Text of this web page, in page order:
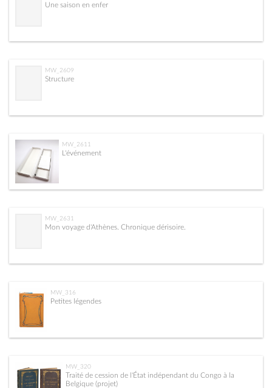
Une saison en enfer
MW_2609
Structure
MW_2611
L'événement
MW_2631
Mon voyage d'Athènes. Chronique dérisoire.
MW_316
Petites légendes
MW_320
Traité de cession de l'État indépendant du Congo à la
Belgique (projet)